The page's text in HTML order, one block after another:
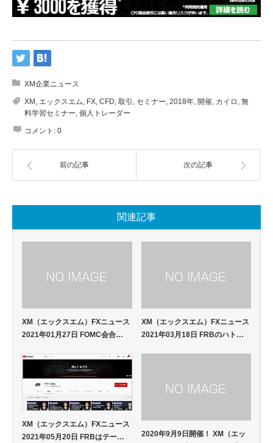
XM企業ニュース
XM エックスエム FX CFD 取引 セミナー 2018年 開催 カイロ 無
料学習セミナー 個人トレーダー
コメント: 0
前の記事 次の記事
関連記事
XM（エックスエム）FXニュース
2021年01月27日 FOMC会合…
XM（エックスエム）FXニュース
2021年03月18日 FRBのハト…
XM（エックスエム）FXニュース
2021年05月20日 FRBはテー…
2020年9月9日開催！ XM（エッ